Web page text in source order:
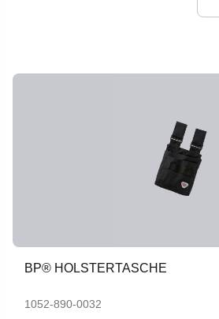
BP® HOLSTERTASCHE
1052-890-0032